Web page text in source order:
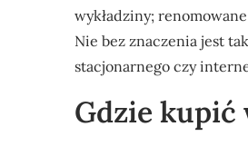
wykładziny;
Nie bez znaczenia jest
stacjonarnego czy
Gdzie kupić